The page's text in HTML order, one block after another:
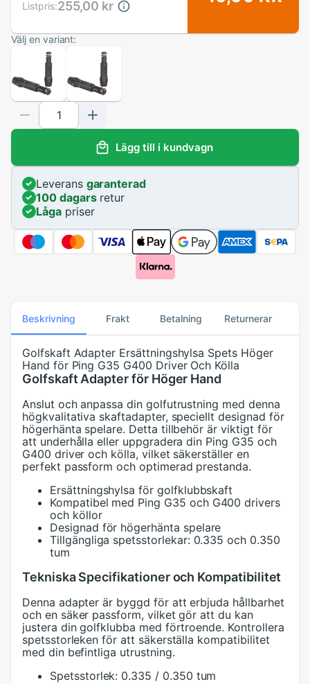
Listpris:255,00 kr
Välj en variant:
Lägg till i kundvagn
Leverans garanterad
100 dagarsretur
Lågapriser
Beskrivning Frakt Betalning Returnerar
Golfskaft Adapter Ersättningshylsa Spets Höger
Hand för Ping G35 G400 Driver Och Kölla
Golfskaft Adapter för Höger Hand
Anslut och anpassa din golfutrustning med denna
högkvalitativa skaftadapter, speciellt designad för
högerhänta spelare. Detta tillbehör är viktigt för
att underhålla eller uppgradera din Ping G35 och
G400 driver och kölla, vilket säkerställer en
perfekt passform och optimerad prestanda.
Ersättningshylsa för golfklubbskaft
Kompatibel med Ping G35 och G400 drivers
och köllor
Designad för högerhänta spelare
Tillgängliga spetsstorlekar: 0.335 och 0.350
tum
Tekniska Specifikationer och Kompatibilitet
Denna adapter är byggd för att erbjuda hållbarhet
och en säker passform, vilket gör att du kan
justera din golfklubba med förtroende. Kontrollera
spetsstorleken för att säkerställa kompatibilitet
med din befintliga utrustning.
Spetsstorlek: 0.335 / 0.350 tum